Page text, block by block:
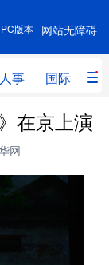
网站无障碍
PC版本
人事 国际 财
人事
教育
在京上演
网